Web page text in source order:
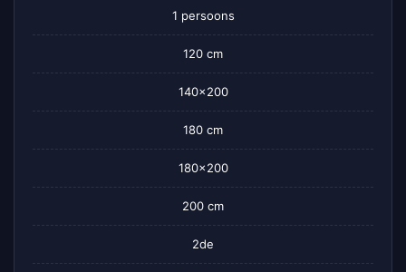
1 persoons
120 cm
140×200
180 cm
180×200
200 cm
2de